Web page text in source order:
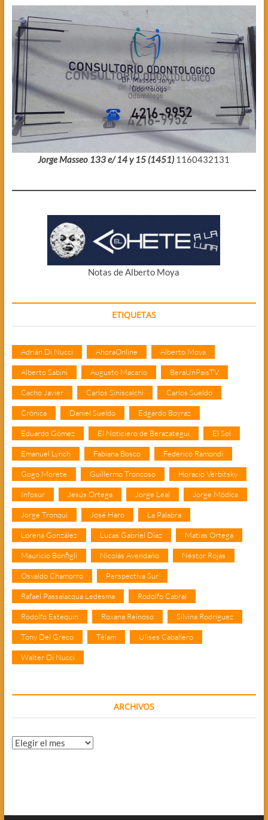
Jorge Masseo 133 e/ 14 y 15 (1451) 1160432131
Notas de Alberto Moya
ETIQUETAS
Adrián Di Nucci AhoraOnline Alberto Moya
Alberto Sabini Augusto Macario BeraUnPaisTV
Cacho Javier Carlos Siniscalchi Carlos Sueldo
Crónica Daniel Sueldo Edgardo Boyraz
Eduardo Gómez El Noticiero de Berazategui El Sol
Emanuel Lynch Fabiana Bosco Federico Ramondi
Gogo Morete Guillermo Troncoso Horacio Verbitsky
Infosur Jesús Ortega Jorge Leal Jorge Módica
Jorge Tronqui José Haro La Palabra
Lorena González Lucas Gabriel Díaz Matías Ortega
Mauricio Bonfigli Nicolás Avendaño Néstor Rojas
Osvaldo Chamorro Perspectiva Sur
Rafael Passalacqua Ledesma Rodolfo Cabral
Rodolfo Estequin Roxana Reinoso Silvina Rodríguez
Tony Del Greco Télam Ulises Caballero
Walter Di Nucci
ARCHIVOS
Archivos